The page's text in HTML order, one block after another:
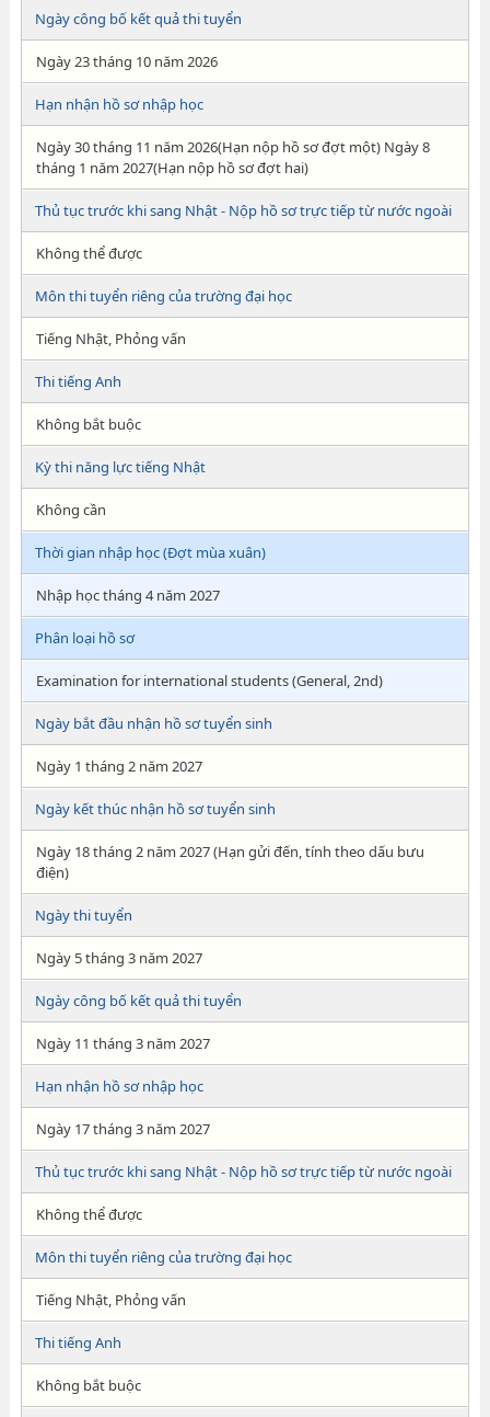
Ngày công bố kết quả thi tuyển
Ngày 23 tháng 10 năm 2026
Hạn nhận hồ sơ nhập học
Ngày 30 tháng 11 năm 2026(Hạn nộp hồ sơ đợt một) Ngày 8
tháng 1 năm 2027(Hạn nộp hồ sơ đợt hai)
Thủ tục trước khi sang Nhật - Nộp hồ sơ trực tiếp từ nước ngoài
Không thể được
Môn thi tuyển riêng của trường đại học
Tiếng Nhật, Phỏng vấn
Thi tiếng Anh
Không bắt buộc
Kỳ thi năng lực tiếng Nhật
Không cần
Thời gian nhập học (Đợt mùa xuân)
Nhập học tháng 4 năm 2027
Phân loại hồ sơ
Examination for international students (General, 2nd)
Ngày bắt đầu nhận hồ sơ tuyển sinh
Ngày 1 tháng 2 năm 2027
Ngày kết thúc nhận hồ sơ tuyển sinh
Ngày 18 tháng 2 năm 2027 (Hạn gửi đến, tính theo dấu bưu
điện)
Ngày thi tuyển
Ngày 5 tháng 3 năm 2027
Ngày công bố kết quả thi tuyển
Ngày 11 tháng 3 năm 2027
Hạn nhận hồ sơ nhập học
Ngày 17 tháng 3 năm 2027
Thủ tục trước khi sang Nhật - Nộp hồ sơ trực tiếp từ nước ngoài
Không thể được
Môn thi tuyển riêng của trường đại học
Tiếng Nhật, Phỏng vấn
Thi tiếng Anh
Không bắt buộc